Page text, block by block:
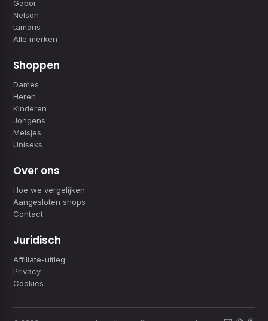
Gabor
Nelson
tamaris
Alle merken
Shoppen
Dames
Heren
Kinderen
Jongens
Meisjes
Uniseks
Over ons
Hoe we vergelijken
Aangesloten shops
Contact
Juridisch
Affiliate-uitleg
Privacy
Cookies